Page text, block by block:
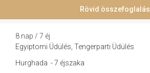
Rövid összefoglalás
8 nap / 7 éj
Egyiptomi Üdülés, Tengerparti Üdülés
Hurghada -7 éjszaka